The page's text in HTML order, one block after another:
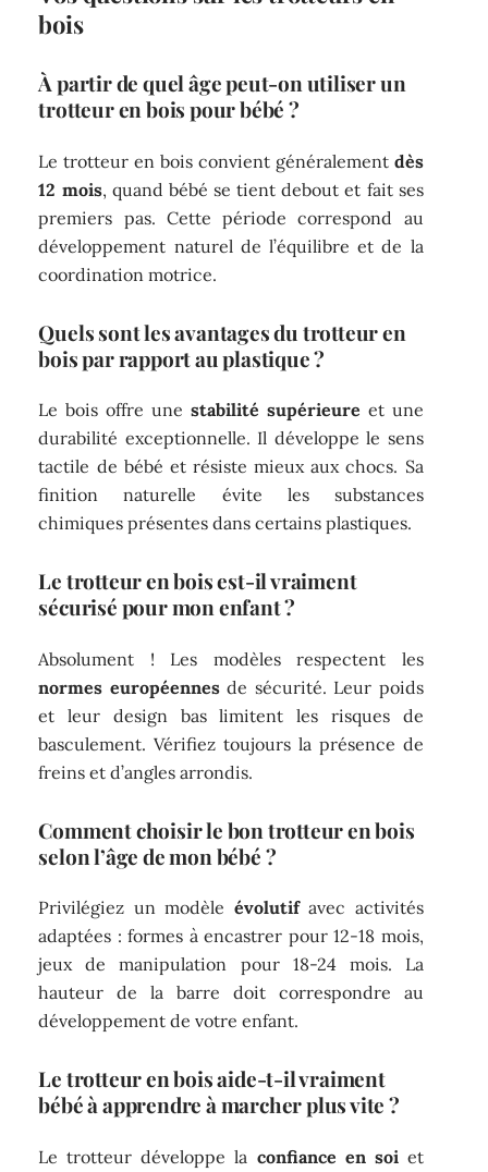
bois
À partir de quel âge peut-on utiliser un
trotteur en bois pour bébé ?
Le trotteur en bois convient généralement dès
12 mois, quand bébé se tient debout et fait ses
premiers pas. Cette période correspond au
développement naturel de l’équilibre et de la
coordination motrice.
Quels sont les avantages du trotteur en
bois par rapport au plastique ?
Le bois offre une stabilité supérieure et une
durabilité exceptionnelle. Il développe le sens
tactile de bébé et résiste mieux aux chocs. Sa
finition naturelle évite les substances
chimiques présentes dans certains plastiques.
Le trotteur en bois est-il vraiment
sécurisé pour mon enfant ?
Absolument ! Les modèles respectent les
normes européennesde sécurité. Leur poids
et leur design bas limitent les risques de
basculement. Vérifiez toujours la présence de
freins et d’angles arrondis.
Comment choisir le bon trotteur en bois
selon l’âge de mon bébé ?
Privilégiez un modèle évolutifavec activités
adaptées : formes à encastrer pour 12-18 mois,
jeux de manipulation pour 18-24 mois. La
hauteur de la barre doit correspondre au
développement de votre enfant.
Le trotteur en bois aide-t-il vraiment
bébé à apprendre à marcher plus vite ?
Le trotteur développe la confiance en soiet